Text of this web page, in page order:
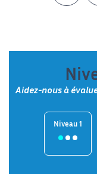
Aidez-nous à
Niveau 1